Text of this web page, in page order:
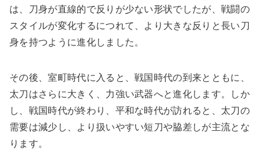
は、刀身が直線的で反りが少ない形状でしたが、戦闘の
スタイルが変化するにつれて、より大きな反りと長い刀
身を持つように進化しました。
その後、室町時代に入ると、戦国時代の到来とともに、
太刀はさらに大きく、力強い武器へと進化します。しか
し、戦国時代が終わり、平和な時代が訪れると、太刀の
需要は減少し、より扱いやすい短刀や脇差しが主流とな
ります。